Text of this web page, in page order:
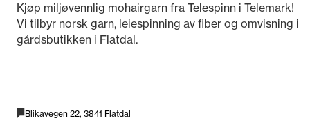
Kjøp miljøvennlig mohairgarn fra Telespinn i Telemark!
Vi tilbyr norsk garn, leiespinning av fiber og omvisning i
gårdsbutikken i Flatdal.
Blikavegen 22, 3841 Flatdal